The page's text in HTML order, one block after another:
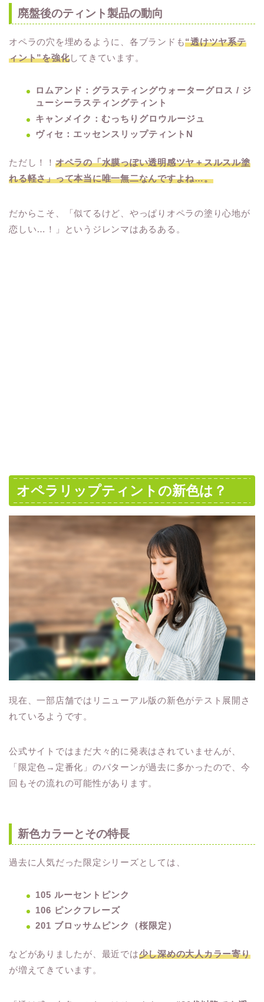
廃盤後のティント製品の動向
オペラの穴を埋めるように、各ブランドも“透けツヤ系テ
ィント”を強化してきています。
ロムアンド：グラスティングウォーターグロス / ジ
ューシーラスティングティント
キャンメイク：むっちりグロウルージュ
ヴィセ：エッセンスリップティントN
ただし！！ オペラの「水膜っぽい透明感ツヤ＋スルスル塗
れる軽さ」って本当に唯一無二なんですよね…。
だからこそ、「似てるけど、やっぱりオペラの塗り心地が
恋しい…！」というジレンマはあるある。
オペラリップティントの新色は？
現在、一部店舗ではリニューアル版の新色がテスト展開さ
れているようです。
公式サイトではまだ大々的に発表はされていませんが、
「限定色→定番化」のパターンが過去に多かったので、今
回もその流れの可能性があります。
新色カラーとその特長
過去に人気だった限定シリーズとしては、
105 ルーセントピンク
106 ピンクフレーズ
201 ブロッサムピンク（桜限定）
などがありましたが、最近では少し深めの大人カラー寄り
が増えてきています。